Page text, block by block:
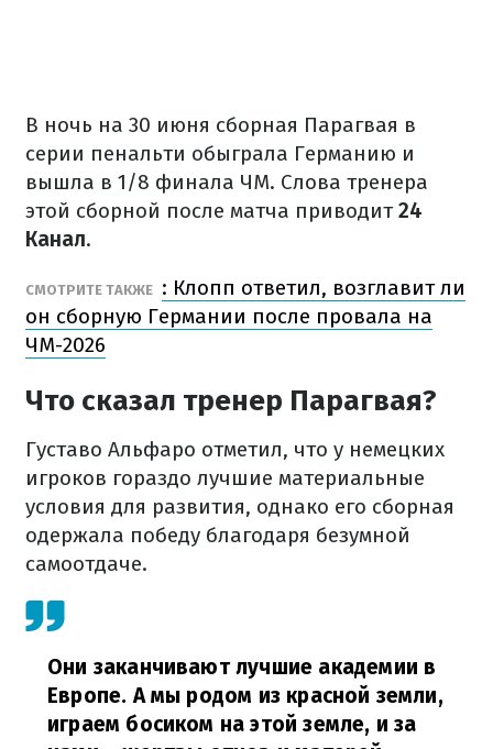
В ночь на 30 июня сборная Парагвая в
серии пенальти обыграла Германию и
вышла в 1/8 финала ЧМ. Слова тренера
этой сборной после матча приводит24
Канал.
СМОТРИТЕ ТАКЖЕ : Клопп ответил, возглавит ли
он сборную Германии после провала на
ЧМ-2026
Что сказал тренер Парагвая?
Густаво Альфаро отметил, что у немецких
игроков гораздо лучшие материальные
условия для развития, однако его сборная
одержала победу благодаря безумной
самоотдаче.
Они заканчивают лучшие академии в
Европе. А мы родом из красной земли,
играем босиком на этой земле, и за